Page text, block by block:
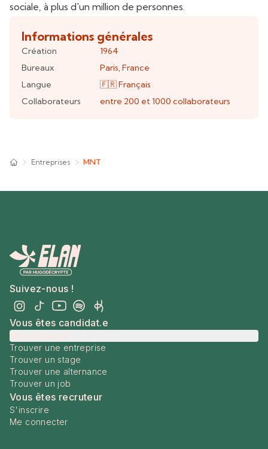
sociale, à plus d'un million de personnes.
Informations générales
Création
1964
Bureaux
Paris,France
Langue
🇫🇷Français
Collaborateurs
entre 200 et 1000 collaborateurs
Entreprises MNT
Suivez-nous !
Vous êtes candidat.e
Trouver une entreprise
Trouver un stage
Trouver une alternance
Trouver un job
Vous êtes recruteur
S'inscrire
Me connecter